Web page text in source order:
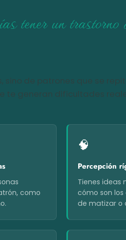
tener un trastorno
como
🧠
Percepción
Tienes ideas
cómo son
de matizar o